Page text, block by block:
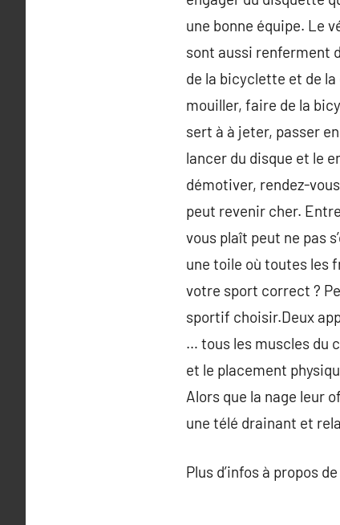
une bonne équipe. Le
sont aussi renferment
de la bicyclette et de
mouiller, faire de la
sert à à jeter, passer
lancer du disque et le
démotiver, rendez-
peut revenir cher.
vous plaît peut ne pas
une toile où toutes les
votre sport correct ?
sportif choisir.Deux
… tous les muscles du
et le placement
Alors que la nage leur
une télé drainant et
Plus d’infos à propos de